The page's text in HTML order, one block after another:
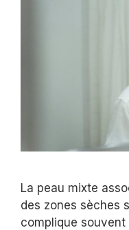
La peau mixte
des zones sèches
complique souvent